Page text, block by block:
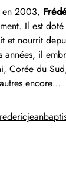
en 2003,
Il est
et nourrit
il
Corée du
encore…